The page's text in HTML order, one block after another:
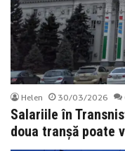
Helen 30/03/2026
Salariile în
doua tranșă poate